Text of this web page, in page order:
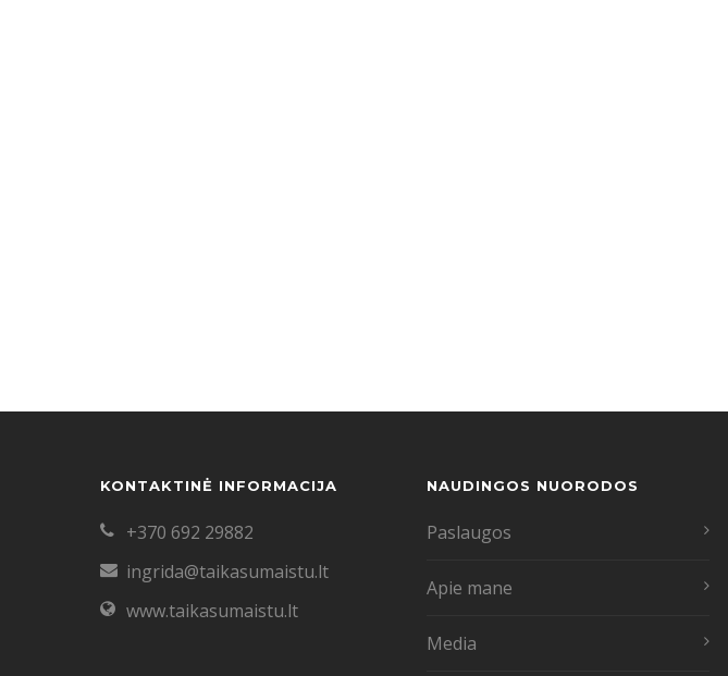
KONTAKTINĖ INFORMACIJA
+370 692 29882
ingrida@taikasumaistu.lt
www.taikasumaistu.lt
NAUDINGOS NUORODOS
Paslaugos
Apie mane
Media